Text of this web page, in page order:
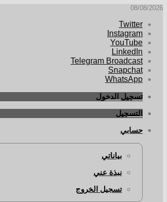
08/08/2026
Twitter
Instagram
YouTube
LinkedIn
Telegram Broadcast
Snapchat
WhatsApp
تسجيل الدخول
التسجيل
حسابي
بياناتي
نبذة عني
تسجيل الخروج